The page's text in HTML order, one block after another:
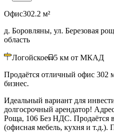
Офис302.2 м²
д. Боровляны, ул. Березовая
область
Логойское 5 км от МКАД
Продаётся отличный офис 302
бизнес.
Идеальный вариант для
долгосрочный арендатор!
Роща, 106 Без НДС. Продаётся
(офисная мебель, кухня и